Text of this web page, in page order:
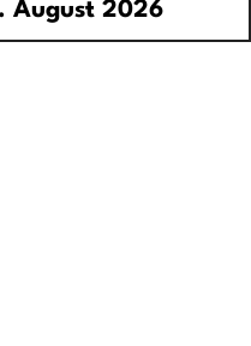
am 8. August 2026
oder Liegenbleiben